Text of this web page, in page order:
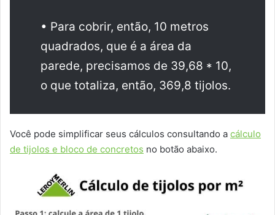
• Para cobrir, então, 10 metros
quadrados, que é a área da
parede, precisamos de 39,68 * 10,
o que totaliza, então, 369,8 tijolos.
Você pode simplificar seus cálculos consultando a cálculo
de tijolos e bloco de concretos no botão abaixo.